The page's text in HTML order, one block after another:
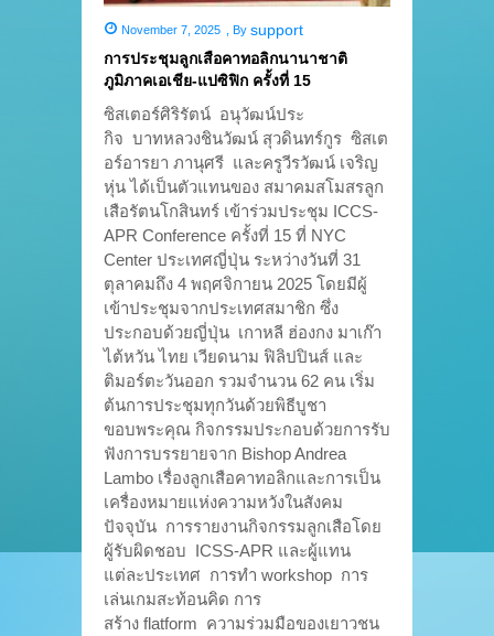
November 7, 2025 By support
การประชุมลูกเสือคาทอลิกนานาชาติ
ภูมิภาคเอเชีย-แปซิฟิก ครั้งที่ 15
ซิสเตอร์ศิริรัตน์ อนุวัฒน์ประ
กิจ บาทหลวงชินวัฒน์ สุวดินทร์กูร ซิสเต
อร์อารยา ภานุศรี และครูวีรวัฒน์ เจริญ
หุ่น ได้เป็นตัวแทนของ สมาคมสโมสรลูก
เสือรัตนโกสินทร์ เข้าร่วมประชุม ICCS-
APR Conference ครั้งที่ 15 ที่ NYC
Center ประเทศญี่ปุ่น ระหว่างวันที่ 31
ตุลาคมถึง 4 พฤศจิกายน 2025 โดยมีผู้
เข้าประชุมจากประเทศสมาชิก ซึ่ง
ประกอบด้วยญี่ปุ่น เกาหลี ฮ่องกง มาเก๊า
ไต้หวัน ไทย เวียดนาม ฟิลิปปินส์ และ
ติมอร์ตะวันออก รวมจำนวน 62 คน เริ่ม
ต้นการประชุมทุกวันด้วยพิธีบูชา
ขอบพระคุณ กิจกรรมประกอบด้วยการรับ
ฟังการบรรยายจาก Bishop Andrea
Lambo เรื่องลูกเสือคาทอลิกและการเป็น
เครื่องหมายแห่งความหวังในสังคม
ปัจจุบัน การรายงานกิจกรรมลูกเสือโดย
ผู้รับผิดชอบ ICSS-APR และผู้แทน
แต่ละประเทศ การทำ workshop การ
เล่นเกมสะท้อนคิด การ
สร้าง flatform ความร่วมมือของเยาวชน